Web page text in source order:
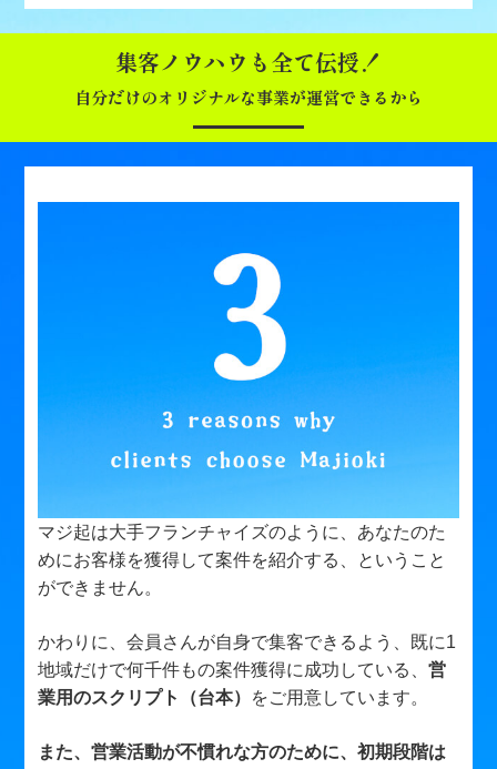
集客ノウハウも全て伝授！
自分だけのオリジナルな事業が運営できるから
マジ起は大手フランチャイズのように、あなたのた
めにお客様を獲得して案件を紹介する、ということ
ができません。
かわりに、会員さんが自身で集客できるよう、既に1
地域だけで何千件もの案件獲得に成功している、営
業用のスクリプト（台本）
をご用意しています。
また、営業活動が不慣れな方のために、初期段階は